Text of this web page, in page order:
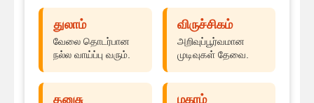
துலாம்
வேலை தொடர்பான
நல்ல வாய்ப்பு வரும்.
விருச்சிகம்
அறிவுப்பூர்வமான
முடிவுகள் தேவை.
தனுசு மகரம்